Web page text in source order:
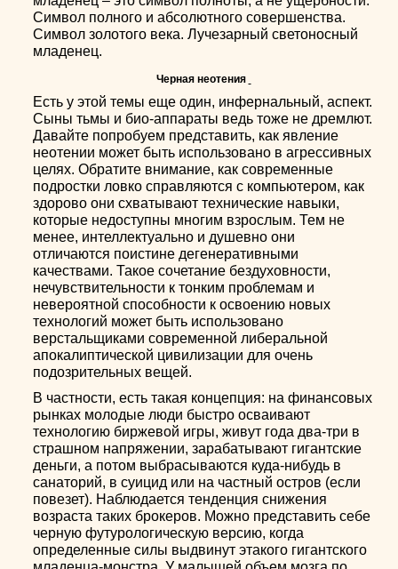
Символ полного и абсолютного совершенства.
Символ золотого века. Лучезарный светоносный
младенец.
Черная неотения
Есть у этой темы еще один, инфернальный, аспект.
Сыны тьмы и био-аппараты ведь тоже не дремлют.
Давайте попробуем представить, как явление
неотении может быть использовано в агрессивных
целях. Обратите внимание, как современные
подростки ловко справляются с компьютером, как
здорово они схватывают технические навыки,
которые недоступны многим взрослым. Тем не
менее, интеллектуально и душевно они
отличаются поистине дегенеративными
качествами. Такое сочетание бездуховности,
нечувствительности к тонким проблемам и
невероятной способности к освоению новых
технологий может быть использовано
верстальщиками современной либеральной
апокалиптической цивилизации для очень
подозрительных вещей.
В частности, есть такая концепция: на финансовых
рынках молодые люди быстро осваивают
технологию биржевой игры, живут года два-три в
страшном напряжении, зарабатывают гигантские
деньги, а потом выбрасываются куда-нибудь в
санаторий, в суицид или на частный остров (если
повезет). Наблюдается тенденция снижения
возраста таких брокеров. Можно представить себе
черную футурологическую версию, когда
определенные силы выдвинут этакого гигантского